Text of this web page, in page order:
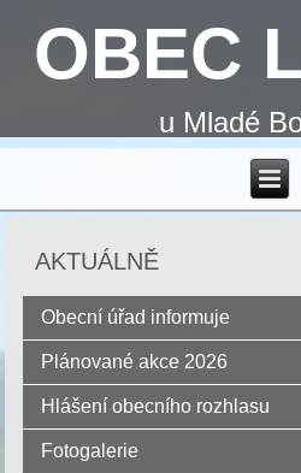
OBEC
u Mladé
AKTUÁLNĚ
Obecní úřad informuje
Plánované akce 2026
Hlášení obecního rozhlasu
Fotogalerie